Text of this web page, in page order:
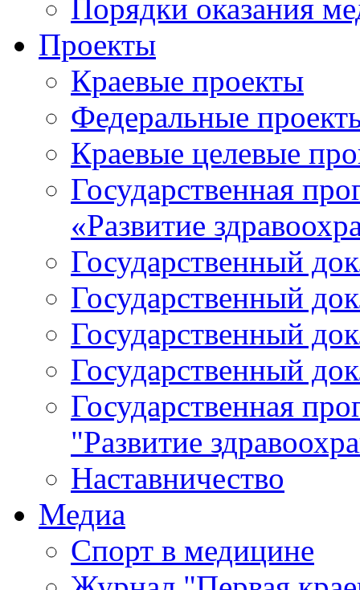
Порядки оказания
Проекты
Краевые проекты
Федеральные
Краевые целевые
Государственная
«Развитие
Государственный
Государственный
Государственный
Государственный
Государственная
"Развитие
Наставничество
Медиа
Спорт в медицине